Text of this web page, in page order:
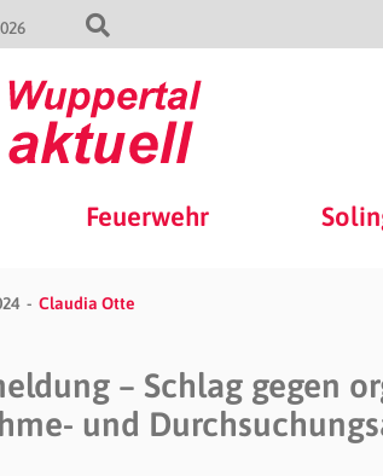
Feuerwehr
Claudia Otte
– Schlag gegen
und